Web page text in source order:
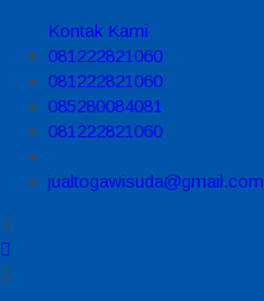
Kontak Kami
081222821060
081222821060
085280084081
081222821060
jualtogawisuda@gmail.com